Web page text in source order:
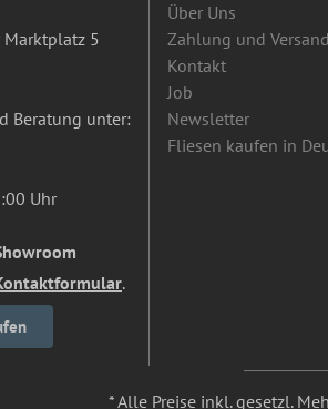
Marktplatz 5
Beratung unter:
Uhr
.
Über Uns
Zahlung und Versand
Kontakt
Job
Newsletter
Fliesen kaufen in
* Alle Preise inkl. gesetzl.